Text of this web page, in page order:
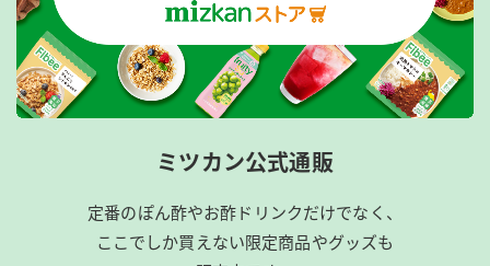
ミツカン公式通販
定番のぽん酢やお酢ドリンクだけでなく、
ここでしか買えない限定商品やグッズも